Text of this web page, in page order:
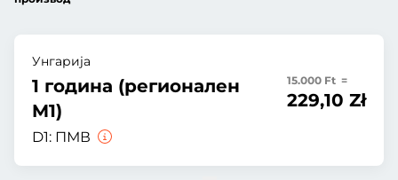
Унгарија
1 година (регионален
M1)
D1: ПМВ
15.000 Ft =
229,10 Zł